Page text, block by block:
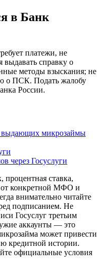
в Банк
платежи, не
выдавать справку о
методы взыскания; не
о ПСК. Подать жалобу
России.
микрозаймы
через Госуслуги
процентная ставка,
от конкретной МФО и
внимательно читайте
подписанием. Не
Госуслуг третьим
аккаунты — это
может привести
кредитной истории.
официальные условия